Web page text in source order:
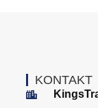
KONTAKT